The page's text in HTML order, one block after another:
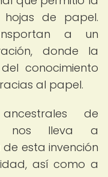
de papel.
a un
donde la
conocimiento
al papel.
de
nos lleva a
esta invención
así como a